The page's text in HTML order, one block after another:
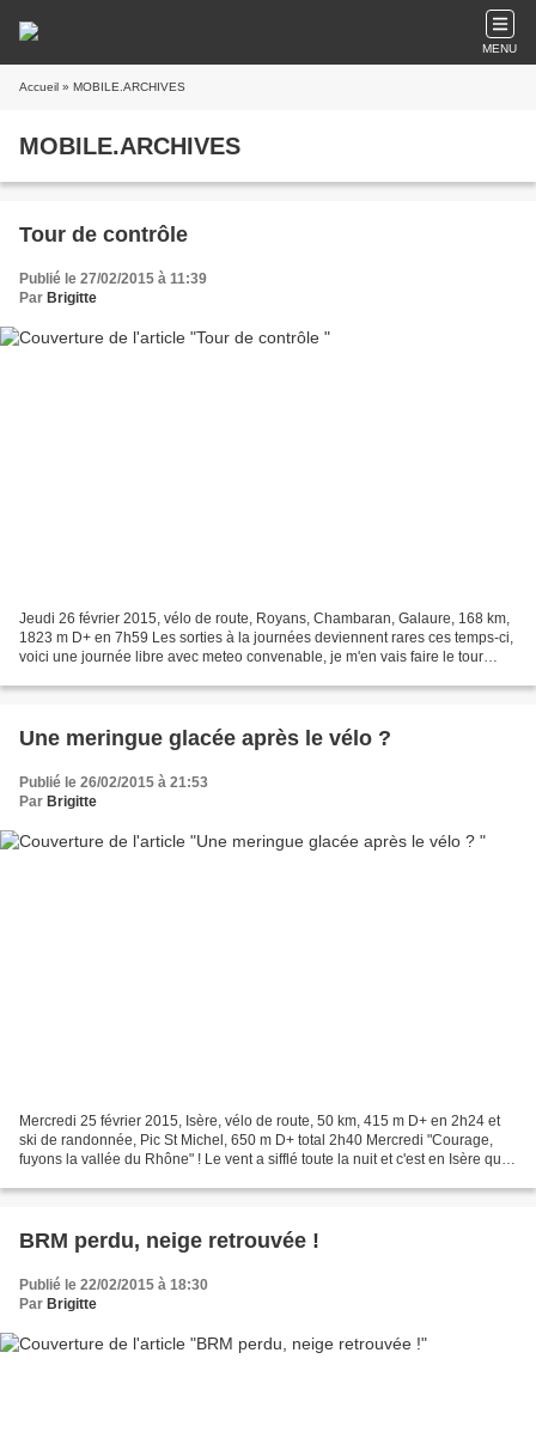
MENU
Accueil » MOBILE.ARCHIVES
MOBILE.ARCHIVES
Tour de contrôle
Publié le 27/02/2015 à 11:39
Par Brigitte
Jeudi 26 février 2015, vélo de route, Royans, Chambaran, Galaure, 168 km,
1823 m D+ en 7h59 Les sorties à la journées deviennent rares ces temps-ci,
voici une journée libre avec meteo convenable, je m'en vais faire le tour
Une meringue glacée après le vélo ?
Publié le 26/02/2015 à 21:53
Par Brigitte
Mercredi 25 février 2015, Isère, vélo de route, 50 km, 415 m D+ en 2h24 et
ski de randonnée, Pic St Michel, 650 m D+ total 2h40 Mercredi "Courage,
fuyons la vallée du Rhône" ! Le vent a sifflé toute la nuit et c'est en Isère que
BRM perdu, neige retrouvée !
Publié le 22/02/2015 à 18:30
Par Brigitte